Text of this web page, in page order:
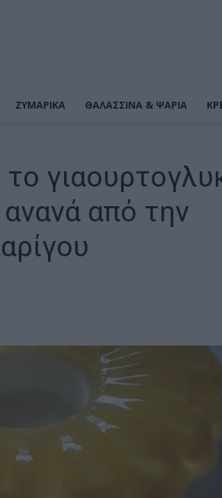
ΖΥΜΑΡΙΚΆ ΘΑΛΑΣΣΙΝΆ & ΨΆΡΙΑ
από την